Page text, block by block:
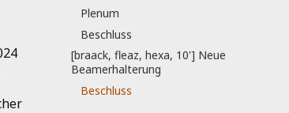
Plenum
Beschluss
[braack, fleaz, hexa, 10'] Neue
Beamerhalterung
Beschluss